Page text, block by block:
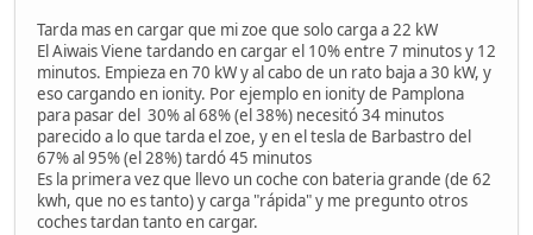
Tarda mas en cargar que mi zoe que solo carga a 22 kW
El Aiwais Viene tardando en cargar el 10% entre 7 minutos y 12
minutos. Empieza en 70 kW y al cabo de un rato baja a 30 kW, y
eso cargando en ionity. Por ejemplo en ionity de Pamplona
para pasar del 30% al 68% (el 38%) necesitó 34 minutos
parecido a lo que tarda el zoe, y en el tesla de Barbastro del
67% al 95% (el 28%) tardó 45 minutos
Es la primera vez que llevo un coche con bateria grande (de 62
kwh, que no es tanto) y carga "rápida" y me pregunto otros
coches tardan tanto en cargar.